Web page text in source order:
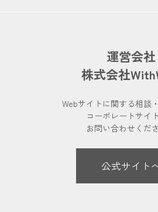
運営会社
株式会社
Webサイトに関する相談
コーポレートサイ
お問い合わせくださ
公式サイト